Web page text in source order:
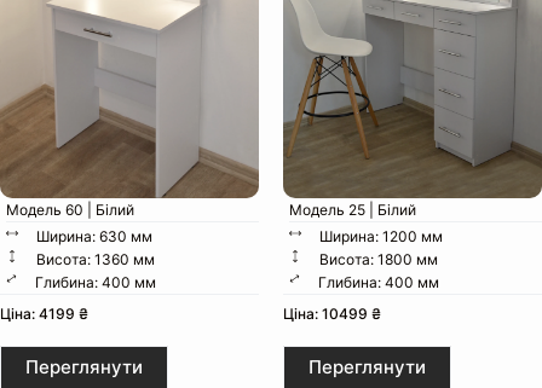
Модель 60 | Білий
Ширина: 630 мм
Висота: 1360 мм
Глибина: 400 мм
Ціна: 4199 ₴
Переглянути
Модель 25 | Білий
Ширина: 1200 мм
Висота: 1800 мм
Глибина: 400 мм
Ціна: 10499 ₴
Переглянути